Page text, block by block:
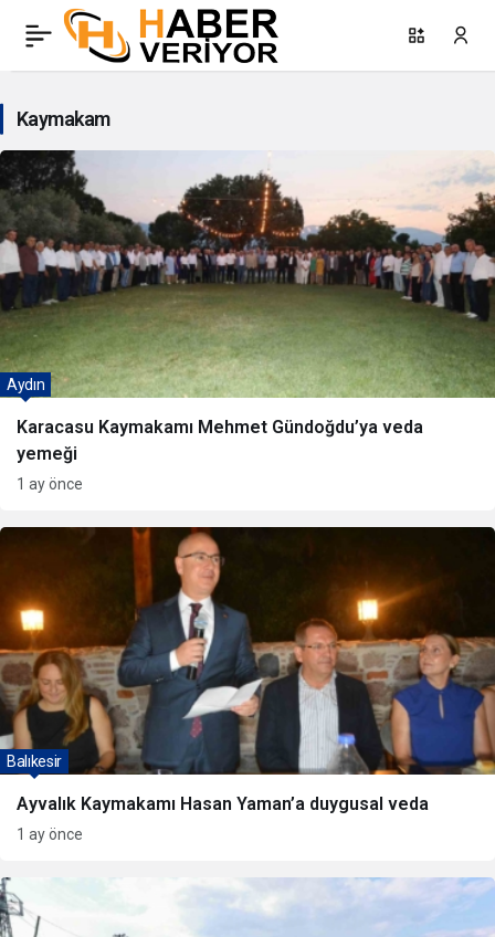
Kaymakam
Haberleri
Kaymakam
Karacasu Kaymakamı Mehmet Gündoğdu’ya veda
yemeği
Aydın
1 ay önce
Ayvalık Kaymakamı Hasan Yaman’a duygusal veda
Balıkesir
1 ay önce